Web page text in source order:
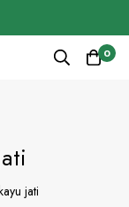
0
jati